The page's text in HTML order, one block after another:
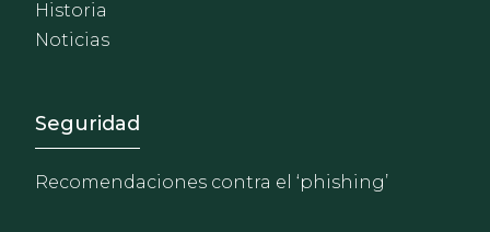
Historia
Noticias
Footer - Extranet y
Seguridad
Recomendaciones contra el ‘phishing’